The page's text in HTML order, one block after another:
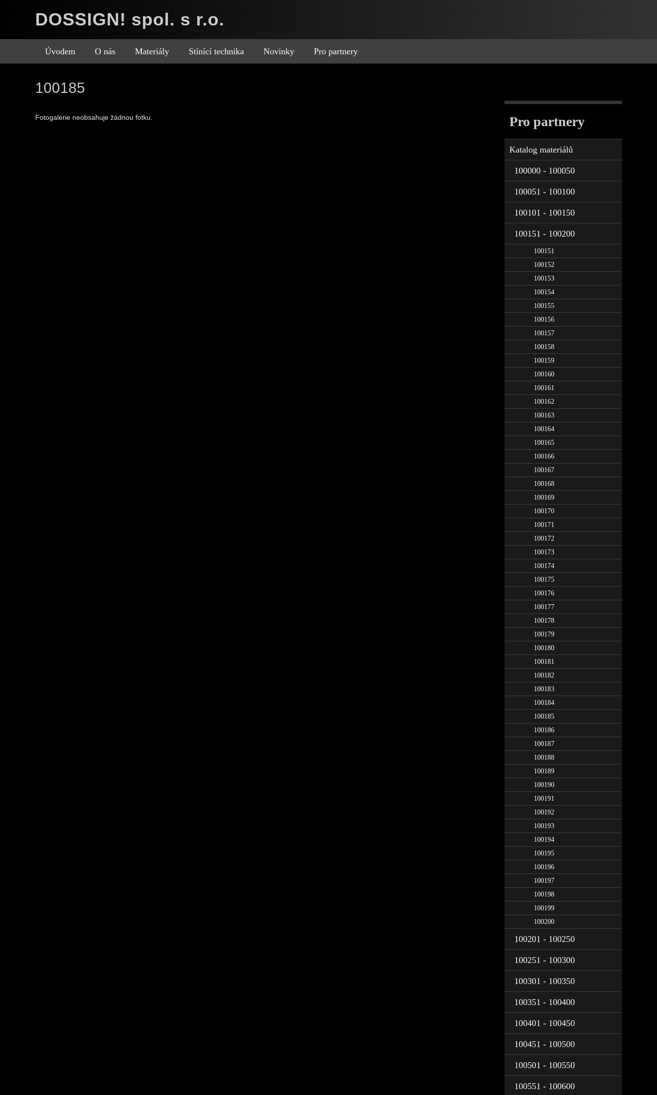
DOSSIGN! spol. s r.o.
Úvodem O nás Materiály Stínící technika Novinky Pro partnery
Pro partnery
Katalog materiálů
100000 - 100050
100051 - 100100
100101 - 100150
100151 - 100200
100151
100152
100153
100154
100155
100156
100157
100158
100159
100160
100161
100162
100163
100164
100165
100166
100167
100168
100169
100170
100171
100172
100173
100174
100175
100176
100177
100178
100179
100180
100181
100182
100183
100184
100185
100186
100187
100188
100189
100190
100191
100192
100193
100194
100195
100196
100197
100198
100199
100200
100201 - 100250
100251 - 100300
100301 - 100350
100351 - 100400
100401 - 100450
100451 - 100500
100501 - 100550
100551 - 100600
100185
Fotogalerie neobsahuje žádnou fotku.